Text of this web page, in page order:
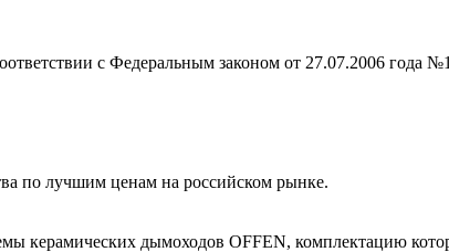
с Федеральным законом от 27.07.2006
по лучшим ценам на российском рынке.
керамических дымоходов OFFEN, комплектацию